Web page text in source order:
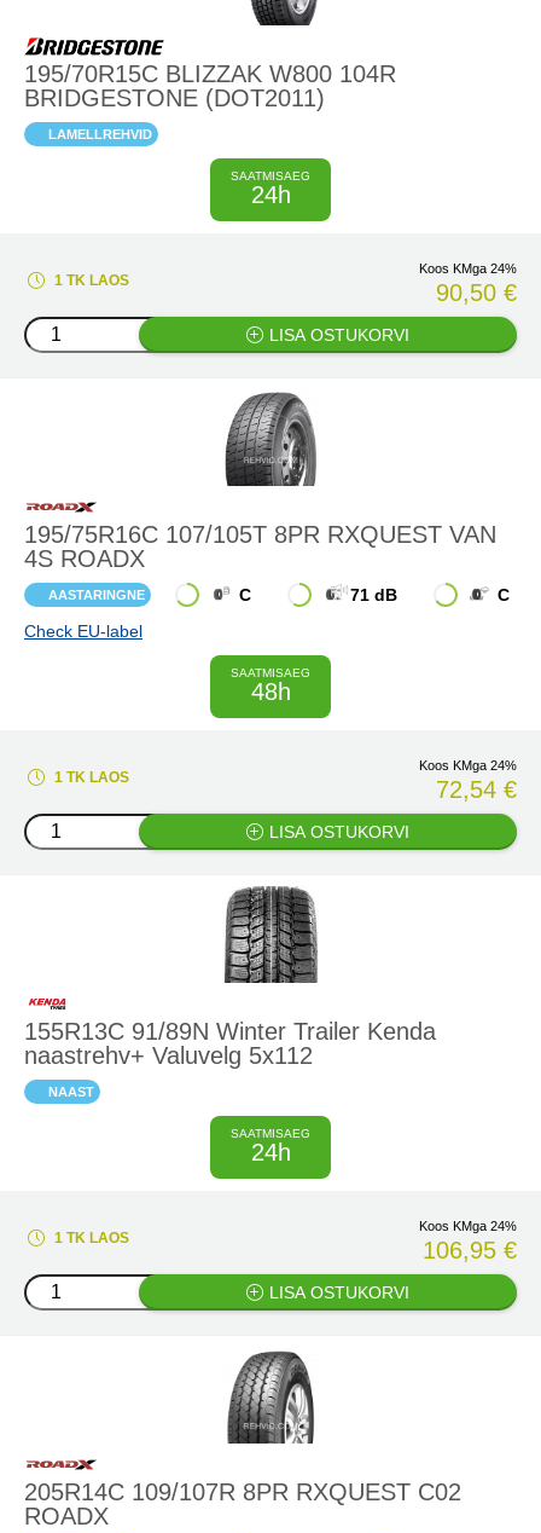
195/70R15C BLIZZAK W800 104R
BRIDGESTONE (DOT2011)
LAMELLREHVID
SAATMISAEG
24h
1 TK LAOS
Koos KMga 24%
90,50 €
LISA OSTUKORVI
195/75R16C 107/105T 8PR RXQUEST VAN
4S ROADX
AASTARINGNE C 71 dB
C
Check EU-label
SAATMISAEG
48h
1 TK LAOS
Koos KMga 24%
72,54 €
LISA OSTUKORVI
155R13C 91/89N Winter Trailer Kenda
naastrehv+ Valuvelg 5x112
NAAST
SAATMISAEG
24h
1 TK LAOS
Koos KMga 24%
106,95 €
LISA OSTUKORVI
205R14C 109/107R 8PR RXQUEST C02
ROADX